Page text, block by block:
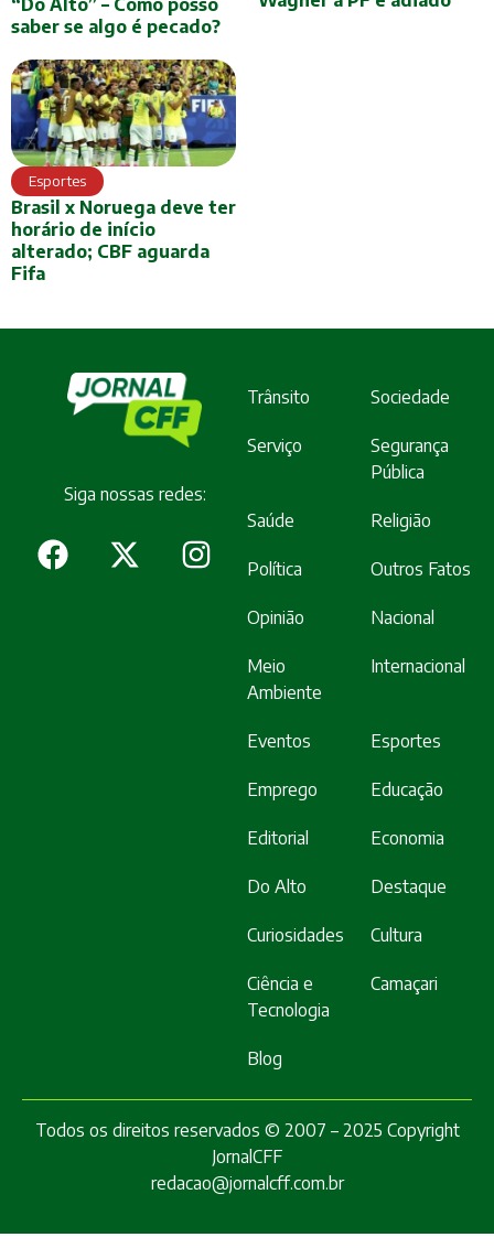
“Do Alto” – Como posso
saber se algo é pecado?
Esportes
Brasil x Noruega deve ter
horário de início
alterado; CBF aguarda
Fifa
Siga nossas redes:
Trânsito Sociedade
Serviço
Segurança
Pública
Saúde Religião
Política Outros Fatos
Opinião Nacional
Meio
Ambiente
Internacional
Eventos Esportes
Emprego Educação
Editorial Economia
Do Alto Destaque
Curiosidades Cultura
Ciência e
Tecnologia
Camaçari
Blog
Todos os direitos reservados © 2007 – 2025 Copyright
JornalCFF
redacao@jornalcff.com.br